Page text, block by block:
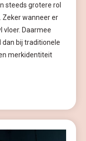
steeds grotere rol
Zeker wanneer er
vloer. Daarmee
bij traditionele
merkidentiteit